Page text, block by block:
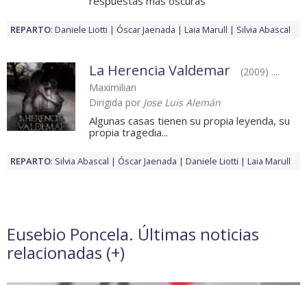
REPARTO: Daniele Liotti Óscar Jaenada Laia Marull Silvia Abascal
La Herencia Valdemar
(2009) ....
Maximilian
Dirigida por Jose Luis Alemán
Algunas casas tienen su propia leyenda, su
propia tragedia...
REPARTO: Silvia Abascal Óscar Jaenada Daniele Liotti Laia Marull
Eusebio Poncela. Últimas noticias
relacionadas (+)